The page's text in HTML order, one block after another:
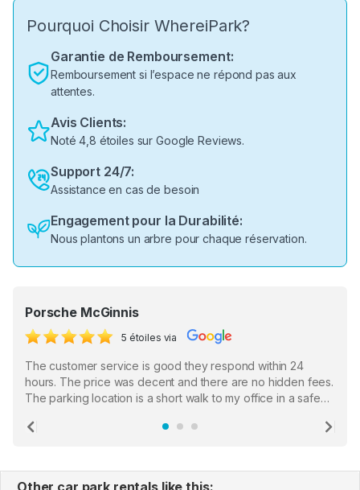
Pourquoi Choisir WhereiPark?
Garantie de Remboursement:
Remboursement si l’espace ne répond pas aux
attentes.
Avis Clients:
Noté 4,8 étoiles sur Google Reviews.
Support 24/7:
Assistance en cas de besoin
Engagement pour la Durabilité:
Nous plantons un arbre pour chaque réservation.
Porsche McGinnis
5 étoiles via
The customer service is good they respond within 24
hours. The price was decent and there are no hidden fees.
The parking location is a short walk to my office in a safe
the staff who serve as a third party in distributing the
Previous